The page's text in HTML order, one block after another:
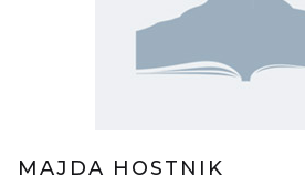
MAJDA HOSTNIK